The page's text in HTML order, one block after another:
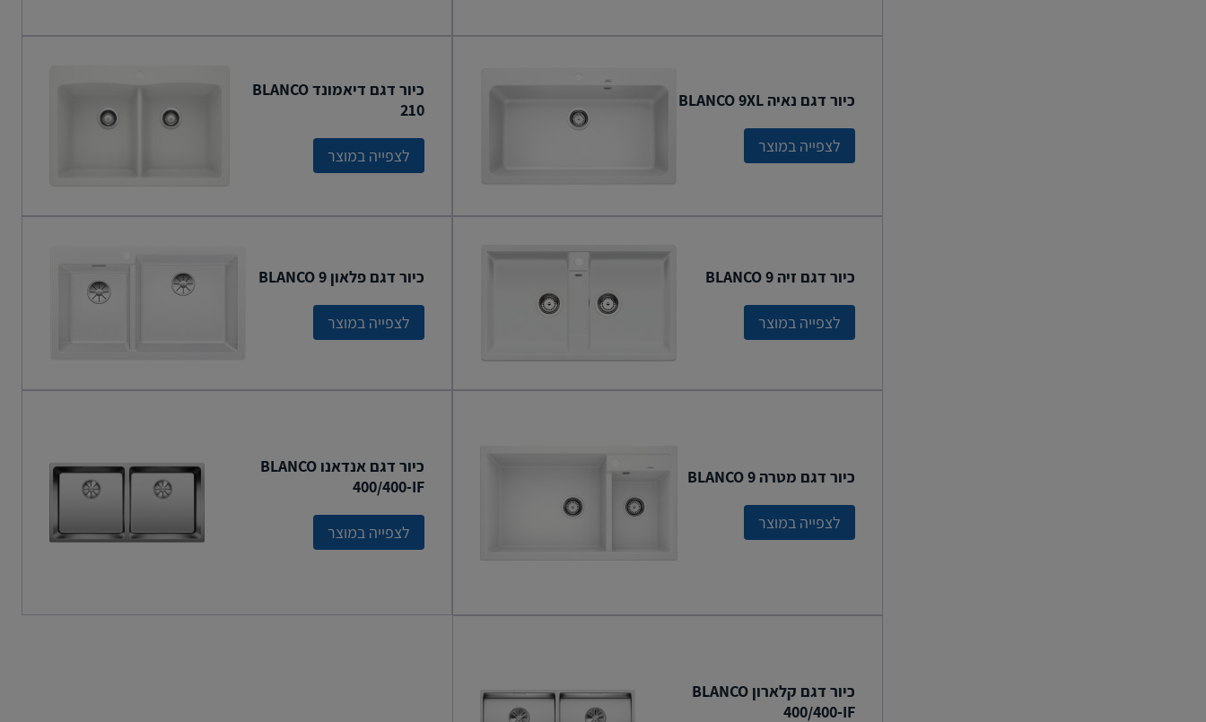
כיור דגם נאיה BLANCO 9XL
לצפייה במוצר
כיור דגם דיאמונד BLANCO
210
לצפייה במוצר
כיור דגם זיה BLANCO 9
לצפייה במוצר
כיור דגם פלאון BLANCO 9
לצפייה במוצר
כיור דגם מטרה BLANCO 9
לצפייה במוצר
כיור דגם אנדאנו BLANCO
400/400-IF
לצפייה במוצר
כיור דגם קלארון BLANCO
400/400-IF